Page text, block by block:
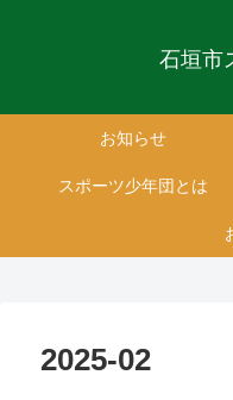
石垣市
お知らせ
スポーツ少年団とは
2025-02